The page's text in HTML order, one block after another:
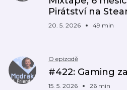
Pirátství na
20. 5. 2026 49 min
O epizodě
#422: Gaming
15. 5. 2026 26 min